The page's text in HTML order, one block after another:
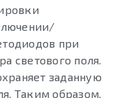
при
светового поля.
заданную
Таким образом,